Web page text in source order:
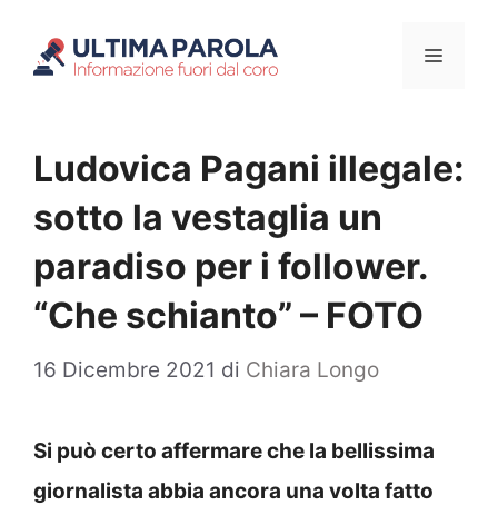
Menu
Ludovica Pagani illegale:
sotto la vestaglia un
paradiso per i follower.
“Che schianto” – FOTO
16 Dicembre 2021 di Chiara Longo
Si può certo affermare che la bellissima
giornalista abbia ancora una volta fatto